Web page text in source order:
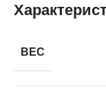
ВЕС